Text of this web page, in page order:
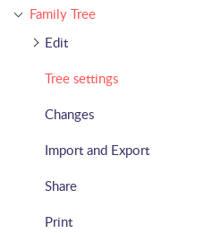
Family Tree
Edit
Tree settings
Changes
Import and Export
Share
Print